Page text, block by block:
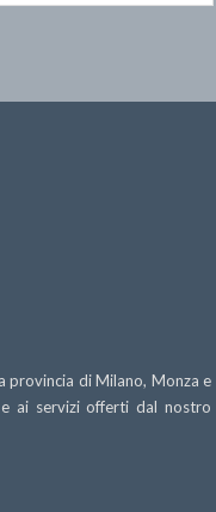
provincia di Milano, Monza e
e ai servizi offerti dal nostro